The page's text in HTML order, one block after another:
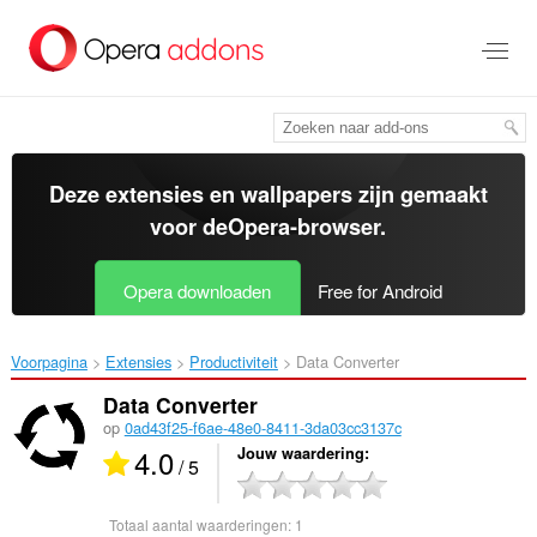
tekst
springen
Deze extensies en wallpapers zijn gemaakt
voor deOpera-browser.
Opera downloaden Free for Android
Voorpagina Extensies Productiviteit Data Converter‎
Data Converter
op 0ad43f25-f6ae-48e0-8411-3da03cc3137c
4.0/ 5 Jouw waardering
Totaal aantal waarderingen: 1